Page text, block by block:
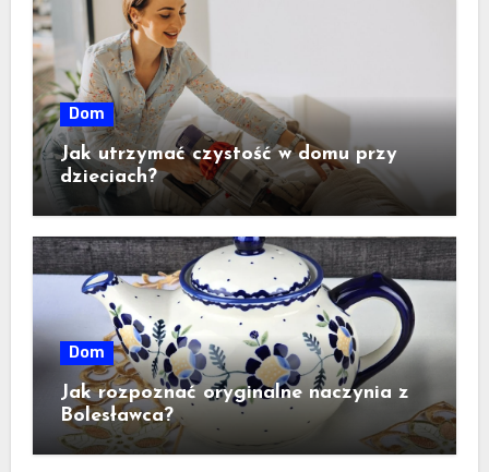
Dom
Jak utrzymać czystość w domu przy
dzieciach?
Dom
Jak rozpoznać oryginalne naczynia z
Bolesławca?